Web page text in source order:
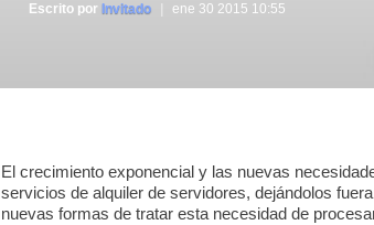
Escrito por Invitado ene 30 2015 10:55
El crecimiento exponencial y las nuevas
servicios de alquiler de servidores, dejándolos
nuevas formas de tratar esta necesidad de